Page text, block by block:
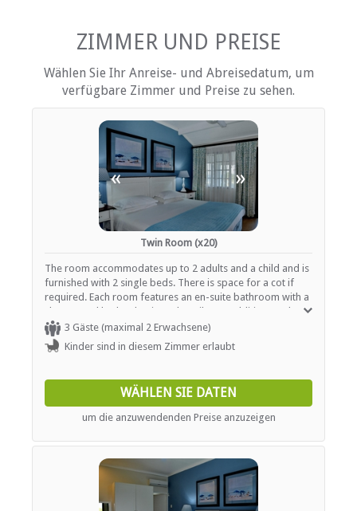
Behinderten ausgerüstet
DVD-Player
Haartrockner
Heizung (en)
Internetverbindung (drahtlos)
Eisen / Hosenpresse
Terrasse / Veranda / Balkon
Safe für Wertsachen
Tee- und Kaffeekocher
Telefon (Durchwahl)
Fernsehen (mit Satellit)
Videoplayer
EINRICHTUNGEN AUF DEM GELÄNDE
Klimaanlage
Kinderfreundlich (alle Altersgruppen)
Kinderbetreuung / Babysitter-Service
Garten(e)
Gästelounge mit TV
Zimmerreinigung (täglich)
Parkplatz (abseits der Straße)
Rezeption (Geschäftszeiten)
Safe (Rezeption)
Sicherheit (Wache)
Zugang für Rollstuhlfahrer
ZIMMER UND PREISE
Wählen Sie Ihr Anreise- und Abreisedatum, um
verfügbare Zimmer und Preise zu sehen.
« »
Twin Room (x20)
The room accommodates up to 2 adults and a child and is
furnished with 2 single beds. There is space for a cot if
required. Each room features an en-suite bathroom with a
shower and bath, a basin and a toilet. In addition, each
room contains air-conditioning, a TV with selected DSTV
channels and tea and coffee-making facilities.
3 Gäste (maximal 2 Erwachsene)
Kinder sind in diesem Zimmer erlaubt
WÄHLEN SIE DATEN
um die anzuwendenden Preise anzuzeigen